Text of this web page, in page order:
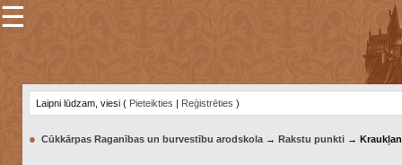
×
☰
Laipni lūdzam, viesi ( Pieteikties | Reģistrēties )
● Cūkkārpas Raganības un burvestību arodskola→ Rakstu punkti→